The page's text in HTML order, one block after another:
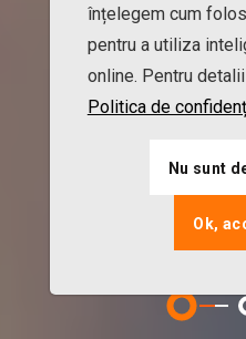
înțelegem cum
pentru a utiliza
online. Pentru
Politica de
Nu sunt
Ok,